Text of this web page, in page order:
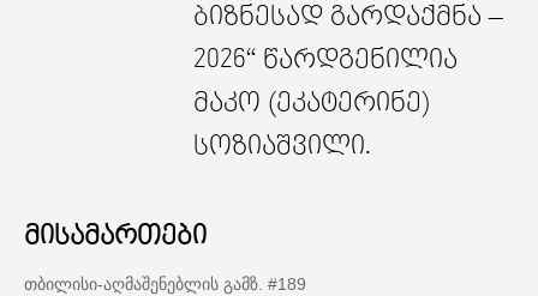
ბიზნესად გარდაქმნა –
2026“ წარდგენილია
მაკო (ეკატერინე)
სოზიაშვილი.
მისამართები
თბილისი-აღმაშენებლის გამზ. #189